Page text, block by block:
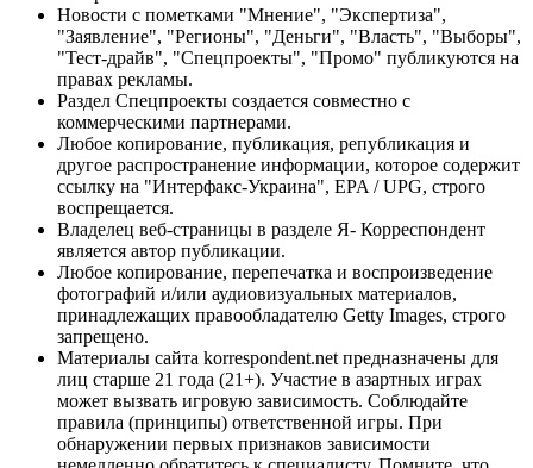
Новости с пометками "Мнение", "Экспертиза",
"Заявление", "Регионы", "Деньги", "Власть", "Выборы",
"Тест-драйв", "Спецпроекты", "Промо" публикуются на
правах рекламы.
Раздел Спецпроекты создается совместно с
коммерческими партнерами.
Любое копирование, публикация, републикация и
другое распространение информации, которое содержит
ссылку на "Интерфакс-Украина", EPA / UPG, строго
воспрещается.
Владелец веб-страницы в разделе Я- Корреспондент
является автор публикации.
Любое копирование, перепечатка и воспроизведение
фотографий и/или аудиовизуальных материалов,
принадлежащих правообладателю Getty Images, строго
запрещено.
Материалы сайта korrespondent.net предназначены для
лиц старше 21 года (21+). Участие в азартных играх
может вызвать игровую зависимость. Соблюдайте
правила (принципы) ответственной игры. При
обнаружении первых признаков зависимости